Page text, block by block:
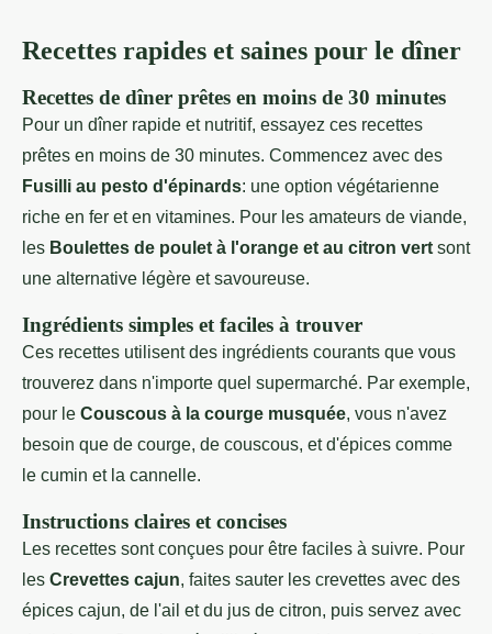
Recettes rapides et saines pour le dîner
Recettes de dîner prêtes en moins de 30 minutes
Pour un dîner rapide et nutritif, essayez ces recettes
prêtes en moins de 30 minutes. Commencez avec des
Fusilli au pesto d'épinards: une option végétarienne
riche en fer et en vitamines. Pour les amateurs de viande,
les Boulettes de poulet à l'orange et au citron vert sont
une alternative légère et savoureuse.
Ingrédients simples et faciles à trouver
Ces recettes utilisent des ingrédients courants que vous
trouverez dans n'importe quel supermarché. Par exemple,
pour le Couscous à la courge musquée, vous n'avez
besoin que de courge, de couscous, et d'épices comme
le cumin et la cannelle.
Instructions claires et concises
Les recettes sont conçues pour être faciles à suivre. Pour
les Crevettes cajun, faites sauter les crevettes avec des
épices cajun, de l'ail et du jus de citron, puis servez avec